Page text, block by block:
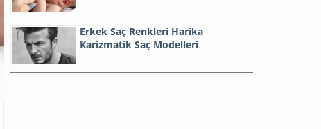
Erkek Saç Renkleri Harika
Karizmatik Saç Modelleri